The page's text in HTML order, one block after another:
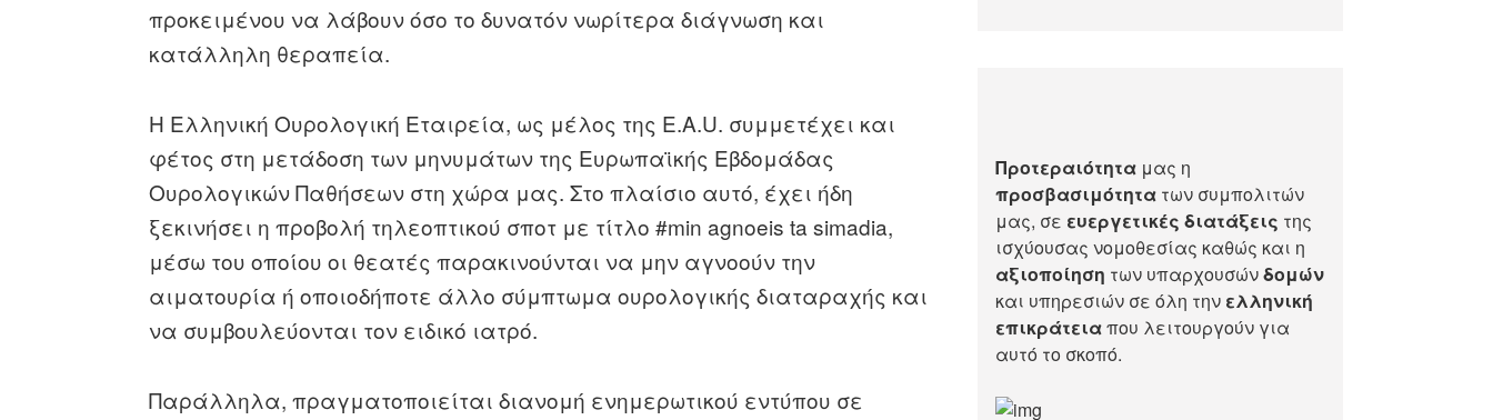
προκειμένου να λάβουν όσο το δυνατόν νωρίτερα διάγνωση και
κατάλληλη θεραπεία.
Η Ελληνική Ουρολογική Εταιρεία, ως μέλος της Ε.A.U. συμμετέχει και
φέτος στη μετάδοση των μηνυμάτων της Ευρωπαϊκής Εβδομάδας
Ουρολογικών Παθήσεων στη χώρα μας. Στο πλαίσιο αυτό, έχει ήδη
ξεκινήσει η προβολή τηλεοπτικού σποτ με τίτλο #min agnoeis ta simadia,
μέσω του οποίου οι θεατές παρακινούνται να μην αγνοούν την
αιματουρία ή οποιοδήποτε άλλο σύμπτωμα ουρολογικής διαταραχής και
να συμβουλεύονται τον ειδικό ιατρό.
Παράλληλα, πραγματοποιείται διανομή ενημερωτικού εντύπου σε
Προτεραιότητα μας η
προσβασιμότητα των συμπολιτών
μας, σε ευεργετικές διατάξεις της
ισχύουσας νομοθεσίας καθώς και η
αξιοποίηση των υπαρχουσώνδομών
και υπηρεσιών σε όλη την ελληνική
επικράτειαπου λειτουργούν για
αυτό το σκοπό.​